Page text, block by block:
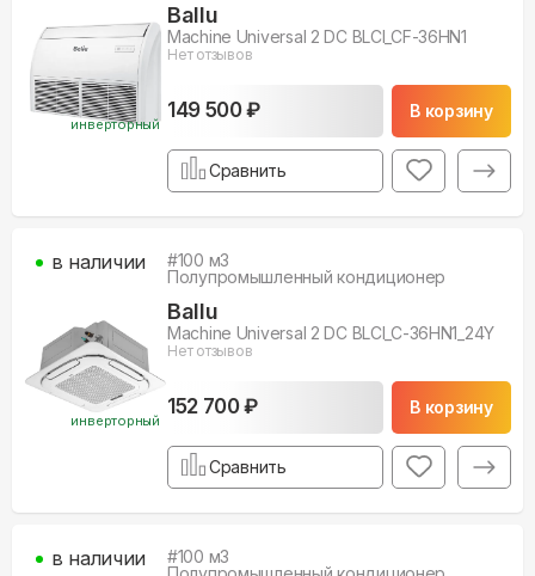
инверторный
Ballu
Machine Universal 2 DC BLCI_CF-36HN1
Нет отзывов
149 500 ₽ В корзину
Сравнить
инверторный
#100 м3
Полупромышленный кондиционер
Ballu
Machine Universal 2 DC BLCI_C-36HN1_24Y
Нет отзывов
152 700 ₽ В корзину
в наличии
Сравнить
#100 м3
в наличии